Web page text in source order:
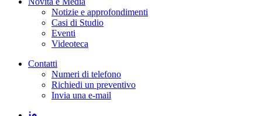
Notizie e approfondimenti
Casi di Studio
Eventi
Videoteca
Contatti
Numeri di telefono
Richiedi un preventivo
Invia una e-mail